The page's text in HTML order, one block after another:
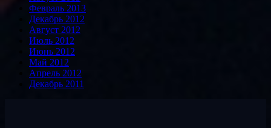
Февраль 2013
Декабрь 2012
Август 2012
Июль 2012
Июнь 2012
Май 2012
Апрель 2012
Декабрь 2011